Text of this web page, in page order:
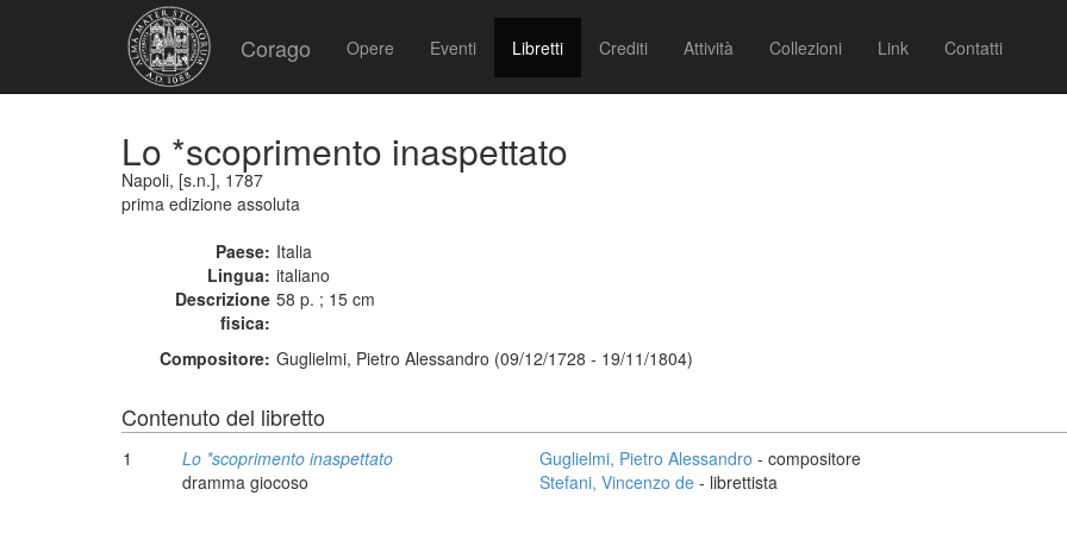
Corago Opere Eventi Libretti Crediti Attività Collezioni Link Contatti
Lo *scoprimento inaspettato
Napoli, [s.n.], 1787
prima edizione assoluta
Paese: Italia
Lingua: italiano
Descrizione
fisica:
58 p. ; 15 cm
Compositore: Guglielmi, Pietro Alessandro (09/12/1728 - 19/11/1804)
Contenuto del libretto
1
Lo *scoprimento inaspettato
dramma giocoso
Guglielmi, Pietro Alessandro - compositore
Stefani, Vincenzo de - librettista